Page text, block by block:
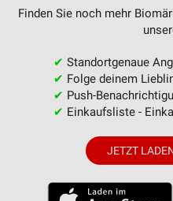
Finden Sie noch mehr
✔ Standortgenaue
✔ Folge deinem
✔ Push-
✔ Einkaufsliste -
JETZT